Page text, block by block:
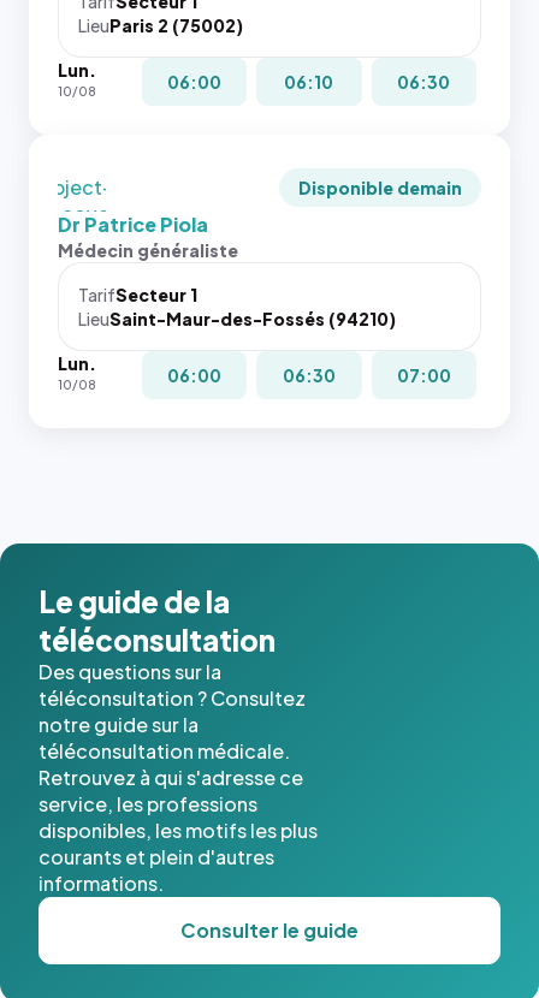
navigateur
pas la
place, et
dernières
images de
l'annuaire
dans ce
cas. #}
LieuParis 2 (75002)
Lun.
10/08 06:00 06:10 06:30
toutes les
puisque la
`object-
fit: cover`.
Sans ces
navigateur
pas la
place, et
Disponible demain
Dr Patrice Piola
Médecin généraliste
TarifSecteur 1
LieuSaint-Maur-des-Fossés (94210)
Lun.
10/08 06:00 06:30 07:00
Le guide de la
téléconsultation
Des questions sur la
téléconsultation ? Consultez
notre guide sur la
téléconsultation médicale.
Retrouvez à qui s'adresse ce
service, les professions
disponibles, les motifs les plus
courants et plein d'autres
informations.
Consulter le guide